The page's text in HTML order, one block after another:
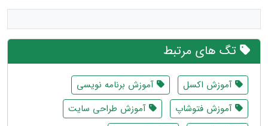
تگ های مرتبط
آموزش اکسل
آموزش برنامه نویسی
آموزش فتوشاپ
آموزش طراحی سایت